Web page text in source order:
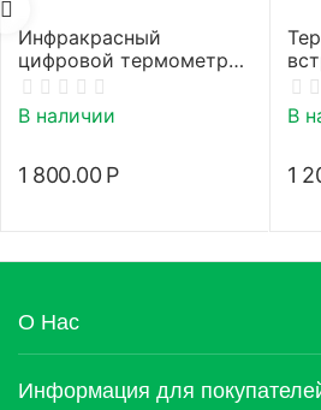
Инфракрасный
цифровой термометр
(пирометр)
В наличии
1 800.00 Р
В
1
О Нас
Информация для